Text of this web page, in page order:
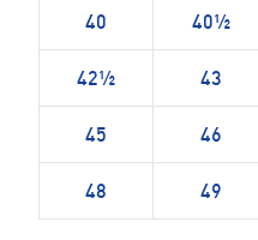
40 40½
42½ 43
45 46
48 49